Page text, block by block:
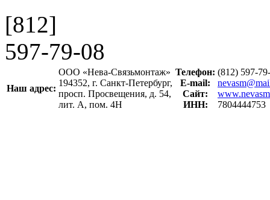
[812]
597-79-08
Наш адрес:
ООО «Нева-Связьмонтаж»
194352, г. Санкт-Петербург,
просп. Просвещения, д. 54,
лит. А, пом. 4Н
Телефон:
E-mail:
Сайт:
ИНН:
(812) 597-
7804444753